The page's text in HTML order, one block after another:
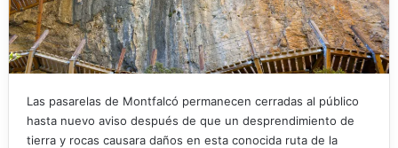
Las pasarelas de Montfalcó permanecen cerradas al público
hasta nuevo aviso después de que un desprendimiento de
tierra y rocas causara daños en esta conocida ruta de la